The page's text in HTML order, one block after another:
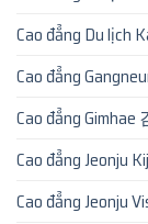
Cao đẳng Du lịch
Cao đẳng
Cao đẳng
Cao đẳng Jeonju
Cao đẳng Jeonju